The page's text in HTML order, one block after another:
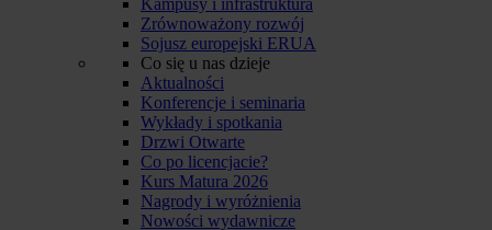
Zrównoważony rozwój
Sojusz europejski ERUA
Co się u nas dzieje
Aktualności
Konferencje i seminaria
Wykłady i spotkania
Drzwi Otwarte
Co po licencjacie?
Kurs Matura 2026
Nagrody i wyróżnienia
Nowości wydawnicze